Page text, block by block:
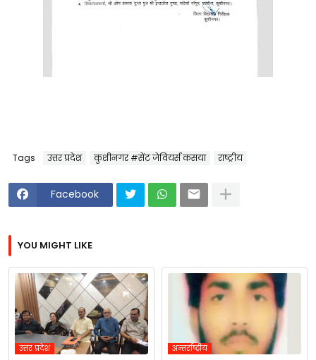
Tags उत्तर प्रदेश कुशीनगर #सेंट जेवियर्स कसया राष्ट्रीय
Facebook
YOU MIGHT LIKE
उत्तर प्रदेश अन्तर्राष्ट्रीय